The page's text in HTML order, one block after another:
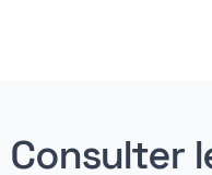
Consulter